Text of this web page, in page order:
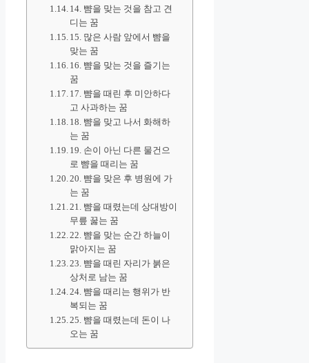
14. 뺨을 맞는 것을 참고 견
디는 꿈
15. 많은 사람 앞에서 뺨을
맞는 꿈
16. 뺨을 맞는 것을 즐기는
꿈
17. 뺨을 때린 후 미안하다
고 사과하는 꿈
18. 뺨을 맞고 나서 화해하
는 꿈
19. 손이 아닌 다른 물건으
로 뺨을 때리는 꿈
20. 뺨을 맞은 후 병원에 가
는 꿈
21. 뺨을 때렸는데 상대방이
무릎 꿇는 꿈
22. 뺨을 맞는 순간 하늘이
맑아지는 꿈
23. 뺨을 때린 자리가 붉은
상처로 남는 꿈
24. 뺨을 때리는 행위가 반
복되는 꿈
25. 뺨을 때렸는데 돈이 나
오는 꿈